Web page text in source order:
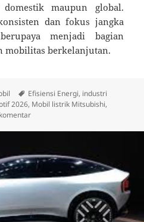
maupun global.
dan fokus jangka
menjadi bagian
mobilitas berkelanjutan.
Tag
Efisiensi Energi, industri
2026, Mobil listrik Mitsubishi,
untuk Inovasi Mitsubishi di